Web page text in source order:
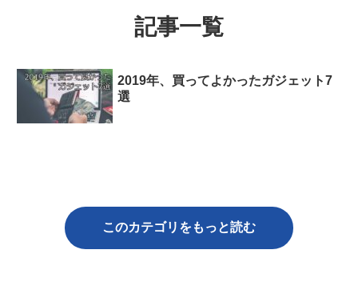
記事一覧
2019年、買ってよかったガジェット7
選
このカテゴリをもっと読む